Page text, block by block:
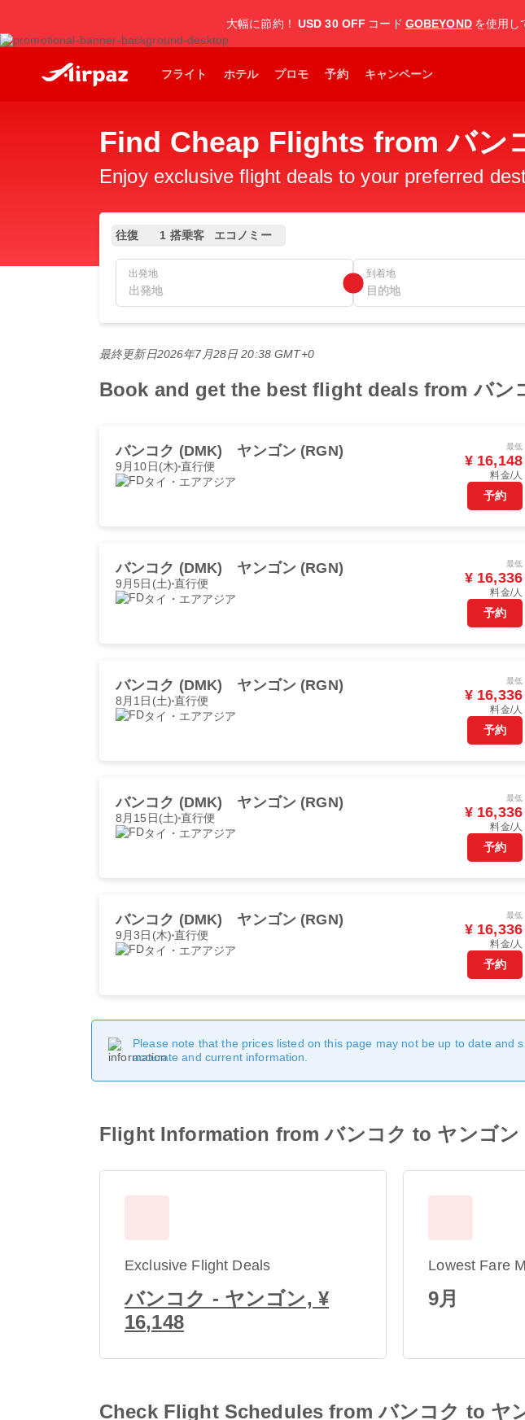
大幅に節約！ USD 30 OFF コード GOBEYOND を使用し
フライト ホテル プロモ 予約 キャンペーン
Find Cheap Flights from バン
Enjoy exclusive flight deals to your preferred
往復 1 搭乗客 エコノミー
出発地 到着地
最終更新日2026年7月28日 20:38 GMT+0
Book and get the best flight deals from バン
バンコク (DMK) ヤンゴン (RGN)
9月10日(木)直行便
タイ・エアアジア
最低
¥ 16,148
料金/人
予約
バンコク (DMK) ヤンゴン (RGN)
9月5日(土) 直行便
タイ・エアアジア
最低
¥ 16,336
料金/人
予約
バンコク (DMK) ヤンゴン (RGN)
8月1日(土) 直行便
タイ・エアアジア
最低
¥ 16,336
料金/人
予約
バンコク (DMK) ヤンゴン (RGN)
8月15日(土)直行便
タイ・エアアジア
最低
¥ 16,336
料金/人
予約
バンコク (DMK) ヤンゴン (RGN)
9月3日(木) 直行便
タイ・エアアジア
最低
¥ 16,336
料金/人
予約
Please note that the prices listed on this page may not be up to date
accurate and current information.
Flight Information from バンコク to ヤンゴン
Exclusive Flight Deals
バンコク - ヤンゴン, ¥
16,148
Lowest Fare
9月
Check Flight Schedules from バンコク to ヤ